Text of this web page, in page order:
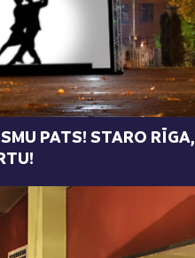
PATS! STARO RĪGA,